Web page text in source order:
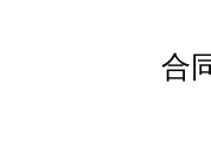
合